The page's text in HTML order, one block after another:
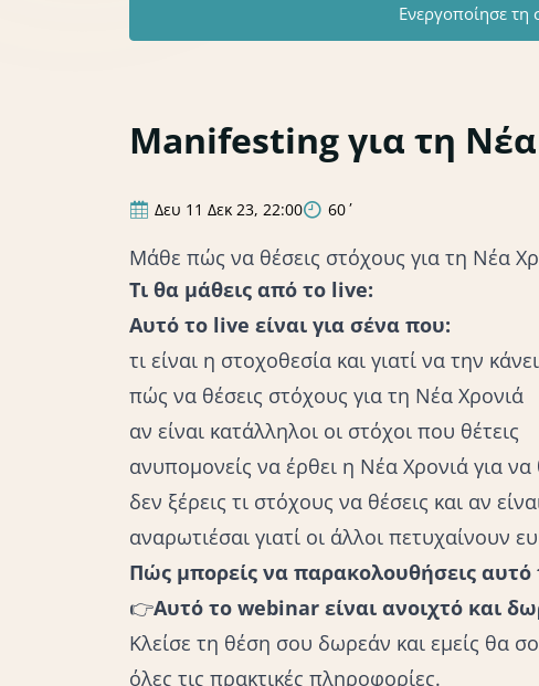
Ενεργοποίησε
Lifestyle
Manifesting για τη
Δευ 11 Δεκ 23, 22:00 60΄
Μάθε πώς να θέσεις στόχους για τη Νέα
Τι θα μάθεις από το live:
Αυτό το live είναι για σένα που:
τι είναι η στοχοθεσία και γιατί να την
πώς να θέσεις στόχους για τη Νέα Χρονιά
αν είναι κατάλληλοι οι στόχοι που θέτεις
ανυπομονείς να έρθει η Νέα Χρονιά για να
δεν ξέρεις τι στόχους να θέσεις και αν
αναρωτιέσαι γιατί οι άλλοι πετυχαίνουν
Πώς μπορείς να παρακολουθήσεις
👉Αυτό το webinar είναι ανοιχτό και
Κλείσε τη θέση σου δωρεάν και εμείς θα
όλες τις πρακτικές πληροφορίες.